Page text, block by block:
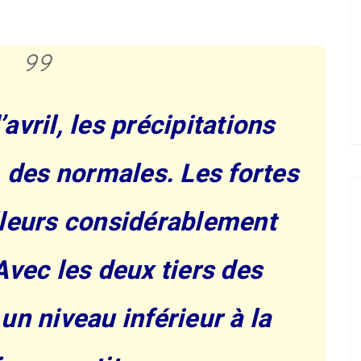
les précipitations
des normales. Les fortes
considérablement
les deux tiers des
niveau inférieur à la